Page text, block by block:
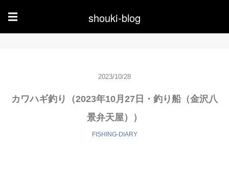
☰ shouki-blog
2023/10/28
カワハギ釣り（2023年10月27日・釣り船（金沢八
景弁天屋））
FISHING-DIARY